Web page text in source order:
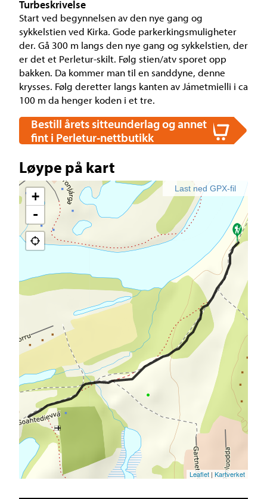
Turbeskrivelse
Start ved begynnelsen av den nye gang og
sykkelstien ved Kirka. Gode parkerkingsmuligheter
der. Gå 300 m langs den nye gang og sykkelstien, der
er det et Perletur-skilt. Følg stien/atv sporet opp
bakken. Da kommer man til en sanddyne, denne
krysses. Følg deretter langs kanten av Jámetmielli i ca
100 m da henger koden i et tre.
Bestill årets sitteunderlag og annet
fint i Perletur-nettbutikk
Løype på kart
Last ned GPX-fil
+
-
Leaflet | Kartverket